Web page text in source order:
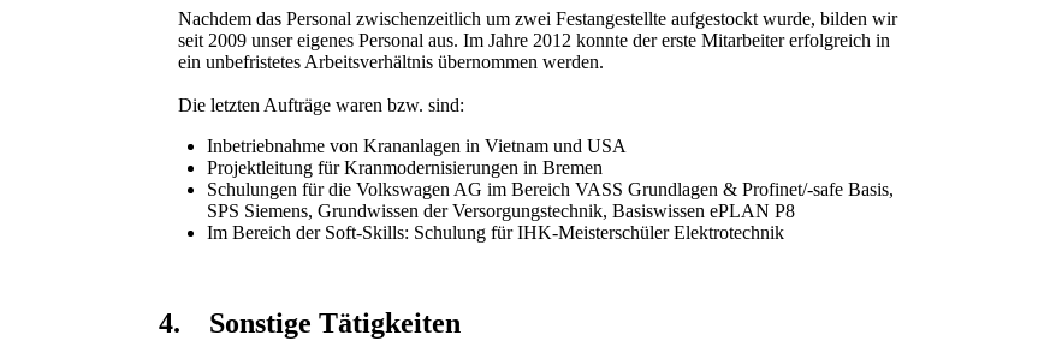
Nachdem das Personal zwischenzeitlich um zwei Festangestellte aufgestockt wurde, bilden wir
seit 2009 unser eigenes Personal aus. Im Jahre 2012 konnte der erste Mitarbeiter erfolgreich in
ein unbefristetes Arbeitsverhältnis übernommen werden.
Die letzten Aufträge waren bzw. sind:
Inbetriebnahme von Krananlagen in Vietnam und USA
Projektleitung für Kranmodernisierungen in Bremen
Schulungen für die Volkswagen AG im Bereich VASS Grundlagen & Profinet/-safe Basis,
SPS Siemens, Grundwissen der Versorgungstechnik, Basiswissen ePLAN P8
Im Bereich der Soft-Skills: Schulung für IHK-Meisterschüler Elektrotechnik
4. Sonstige Tätigkeiten